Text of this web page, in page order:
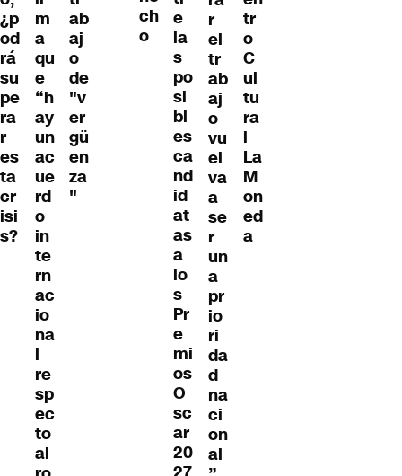
¿p
od
rá
su
pe
ra
r
es
ta
cr
isi
s?
m
a
qu
e
“h
ay
un
ac
ue
rd
o
in
te
rn
ac
io
na
l
re
sp
ec
to
al
ab
aj
o
de
"v
er
gü
en
za
"
ch
o
e
la
s
po
si
bl
es
ca
nd
id
at
as
a
lo
s
Pr
e
mi
os
O
sc
ar
20
r
el
tr
ab
aj
o
vu
el
va
a
se
r
un
a
pr
io
ri
da
d
na
ci
on
al
tr
o
C
ul
tu
ra
l
La
M
on
ed
a